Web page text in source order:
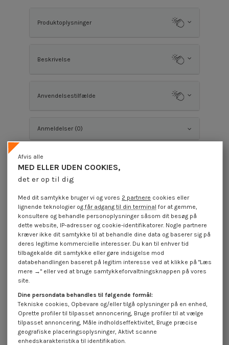
Produktoplysninger
Beskrivelse
Anvendelsestilfælde
Anmeldelser (0)
Kunder, der købte denne vare, købte også
Træskrue forsænket hoved kærv
3X16 elforzinket stål mikroskruer
4,25 €inkl. moms
Gevindvalse skrue panhoved
kærv 4,2X16 elforzinket stål
MED ELLER UDEN COOKIES,
det er op til dig
Afvis alle
Med dit samtykke bruger vi og vores 2 partnere cookies eller
lignende teknologier ogfår adgang til din terminal for at gemme,
konsultere og behandle personoplysninger såsom dit besøg på
dette website, IP-adresser og cookie-identifikatorer. Nogle partnere
kræver ikke dit samtykke til at behandle dine data og baserer sig på
deres legitime kommercielle interesser. Du kan til enhver tid
tilbagekalde dit samtykke eller gøre indsigelse mod
databehandlingen baseret på legitim interesse ved at klikke på "Læs
mere →" eller ved at bruge samtykkeforvaltningsknappen på vores
site.
Dine persondata behandles til følgende formål:
Tekniske cookies, Opbevare og/eller tilgå oplysninger på en enhed,
Oprette profiler til tilpasset annoncering, Bruge profiler til at vælge
tilpasset annoncering, Måle indholdseffektivitet, Bruge præcise
geografiske placeringsoplysninger, Aktivt scanne
enhedskarakteristika til identifikation.